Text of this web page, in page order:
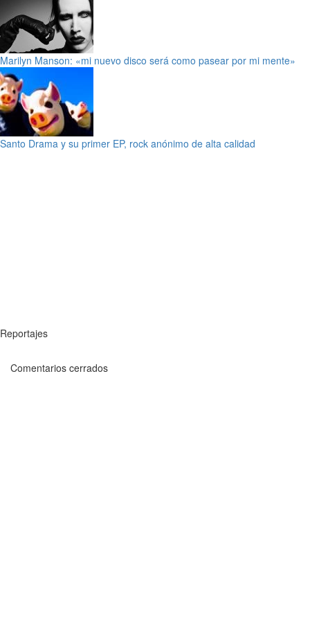
Marilyn Manson: «mi nuevo disco será como pasear por mi mente»
Santo Drama y su primer EP, rock anónimo de alta calidad
Reportajes
Comentarios cerrados